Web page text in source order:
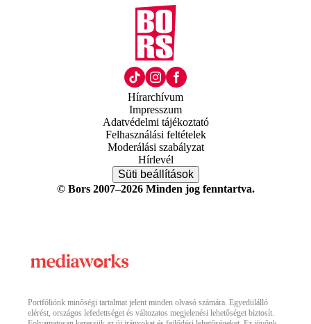
Hírarchívum
Impresszum
Adatvédelmi tájékoztató
Felhasználási feltételek
Moderálási szabályzat
Hírlevél
Süti beállítások
© Bors 2007–2026 Minden jog fenntartva.
Portfóliónk minőségi tartalmat jelent minden olvasó számára. Egyedülálló
elérést, országos lefedettséget és változatos megjelenési lehetőséget biztosít.